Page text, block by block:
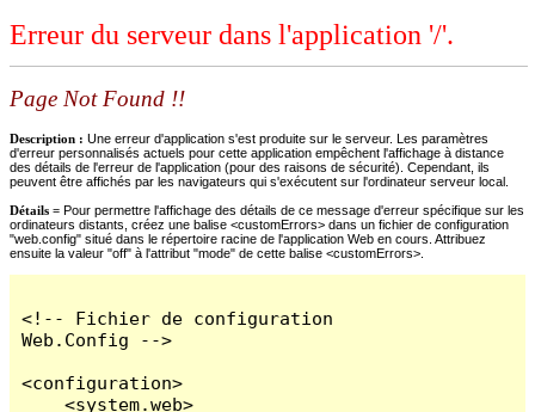
Erreur du serveur dans l'application '/'.
Page Not Found !!
Description : Une erreur d'application s'est produite sur le serveur. Les paramètres
d'erreur personnalisés actuels pour cette application empêchent l'affichage à distance
des détails de l'erreur de l'application (pour des raisons de sécurité). Cependant, ils
peuvent être affichés par les navigateurs qui s'exécutent sur l'ordinateur serveur local.
Détails = Pour permettre l'affichage des détails de ce message d'erreur spécifique sur les
ordinateurs distants, créez une balise <customErrors> dans un fichier de configuration
"web.config" situé dans le répertoire racine de l'application Web en cours. Attribuez
ensuite la valeur "off" à l'attribut "mode" de cette balise <customErrors>.
<!-- Fichier de configuration
Web.Config -->
<configuration>
    <system.web>